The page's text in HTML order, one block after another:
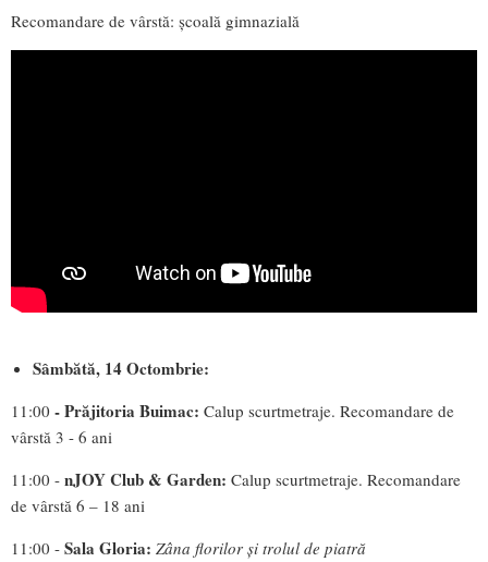
Recomandare de vârstă: școală gimnazială
Sâmbătă, 14 Octombrie:
11:00 - Prăjitoria Buimac: Calup scurtmetraje. Recomandare de
vârstă 3 - 6 ani
11:00 - nJOY Club & Garden: Calup scurtmetraje. Recomandare
de vârstă 6 – 18 ani
11:00 - Sala Gloria: Zâna florilor și trolul de piatră